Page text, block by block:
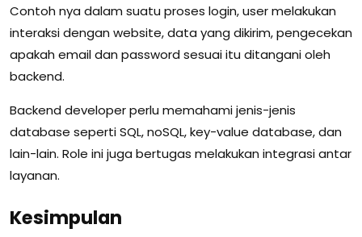
Contoh nya dalam suatu proses login, user melakukan
interaksi dengan website, data yang dikirim, pengecekan
apakah email dan password sesuai itu ditangani oleh
backend.
Backend developer perlu memahami jenis-jenis
database seperti SQL, noSQL, key-value database, dan
lain-lain. Role ini juga bertugas melakukan integrasi antar
layanan.
Kesimpulan